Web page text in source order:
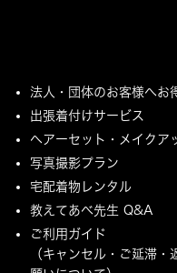
法人・団体のお客様へお
出張着付けサービス
ヘアーセット・メイクア
写真撮影プラン
宅配着物レンタル
教えてあべ先生 Q&A
ご利用ガイド
（キャンセル・ご延滞